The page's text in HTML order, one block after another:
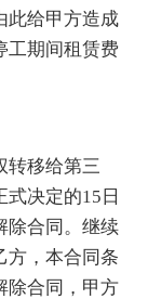
此给甲方造成
工期间租赁费
移给第三
式决定的15日
除合同。继续
方，本合同条
除合同，甲方